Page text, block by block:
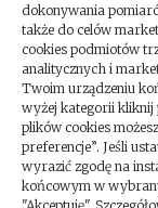
dokonywania
także do celów
cookies podmiotów
analitycznych i
Twoim urządzeniu
wyżej kategorii kliknij
plików cookies
preferencje”. Jeśli
wyrazić zgodę na
końcowym w
Nawigacja
wpisu
POPRZEDNI
RVoice:
pokazy